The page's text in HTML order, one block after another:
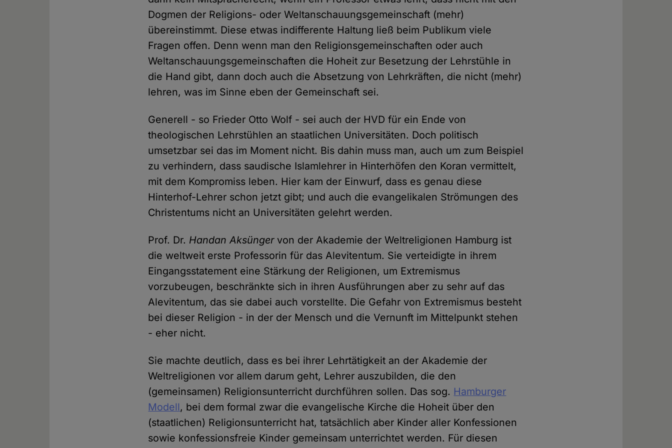
Dogmen der Religions- oder Weltanschauungsgemeinschaft (mehr)
übereinstimmt. Diese etwas indifferente Haltung ließ beim Publikum viele
Fragen offen. Denn wenn man den Religionsgemeinschaften oder auch
Weltanschauungsgemeinschaften die Hoheit zur Besetzung der Lehrstühle in
die Hand gibt, dann doch auch die Absetzung von Lehrkräften, die nicht (mehr)
lehren, was im Sinne eben der Gemeinschaft sei.
Generell - so Frieder Otto Wolf - sei auch der HVD für ein Ende von
theologischen Lehrstühlen an staatlichen Universitäten. Doch politisch
umsetzbar sei das im Moment nicht. Bis dahin muss man, auch um zum Beispiel
zu verhindern, dass saudische Islamlehrer in Hinterhöfen den Koran vermittelt,
mit dem Kompromiss leben. Hier kam der Einwurf, dass es genau diese
Hinterhof-Lehrer schon jetzt gibt; und auch die evangelikalen Strömungen des
Christentums nicht an Universitäten gelehrt werden.
Prof. Dr. Handan Aksüngervon der Akademie der Weltreligionen Hamburg ist
die weltweit erste Professorin für das Alevitentum. Sie verteidigte in ihrem
Eingangsstatement eine Stärkung der Religionen, um Extremismus
vorzubeugen, beschränkte sich in ihren Ausführungen aber zu sehr auf das
Alevitentum, das sie dabei auch vorstellte. Die Gefahr von Extremismus besteht
bei dieser Religion - in der der Mensch und die Vernunft im Mittelpunkt stehen
- eher nicht.
Sie machte deutlich, dass es bei ihrer Lehrtätigkeit an der Akademie der
Weltreligionen vor allem darum geht, Lehrer auszubilden, die den
(gemeinsamen) Religionsunterricht durchführen sollen. Das sog. Hamburger
Modell, bei dem formal zwar die evangelische Kirche die Hoheit über den
(staatlichen) Religionsunterricht hat, tatsächlich aber Kinder aller Konfessionen
sowie konfessionsfreie Kinder gemeinsam unterrichtet werden. Für diesen